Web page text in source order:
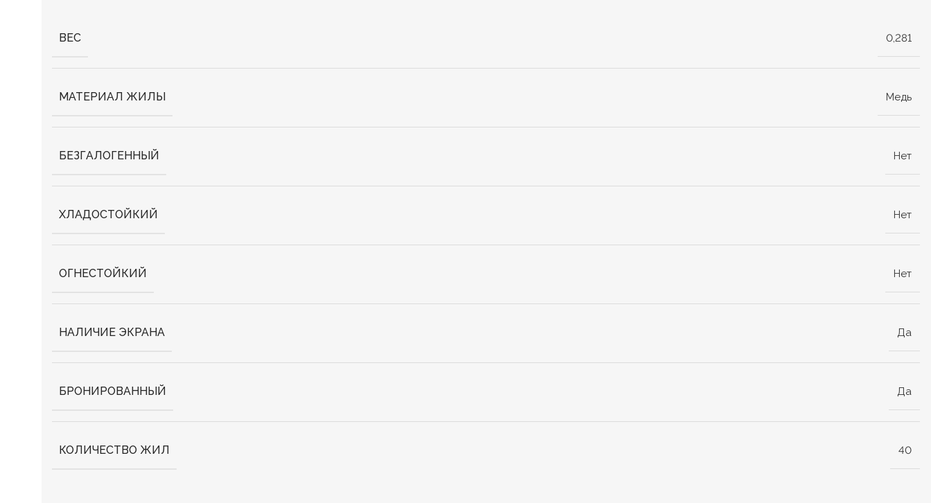
ВЕС 0,281
МАТЕРИАЛ ЖИЛЫ Медь
БЕЗГАЛОГЕННЫЙ Нет
ХЛАДОСТОЙКИЙ Нет
ОГНЕСТОЙКИЙ Нет
НАЛИЧИЕ ЭКРАНА Да
БРОНИРОВАННЫЙ Да
КОЛИЧЕСТВО ЖИЛ 40